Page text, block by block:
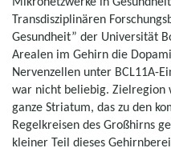
Transdisziplinären
Gesundheit” der Universität
Arealen im Gehirn die
Nervenzellen unter BCL11A-
war nicht beliebig. Zielregion
ganze Striatum, das zu den
Regelkreisen des Großhirns
kleiner Teil dieses